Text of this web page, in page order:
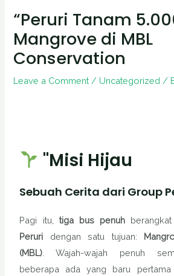
“Peruri Tanam
Mangrove di MBL
Conservation
Leave a Comment / Uncategorized /
"Misi Hijau
Sebuah Cerita dari Group
Pagi itu, tiga bus penuh
Peruri dengan satu tujuan:
(MBL) . Wajah-wajah penuh
beberapa ada yang baru